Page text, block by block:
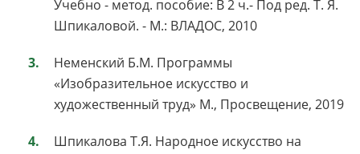
Учебно - метод. пособие: В 2 ч.- Под ред. Т. Я.
Шпикаловой. - М.: ВЛАДОС, 2010
Неменский Б.М. Программы
«Изобразительное искусство и
художественный труд» М., Просвещение, 2019
Шпикалова Т.Я. Народное искусство на